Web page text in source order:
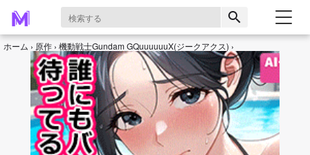
search
ホーム 原作 機動戦士Gundam GQuuuuuuX(ジークアクス)